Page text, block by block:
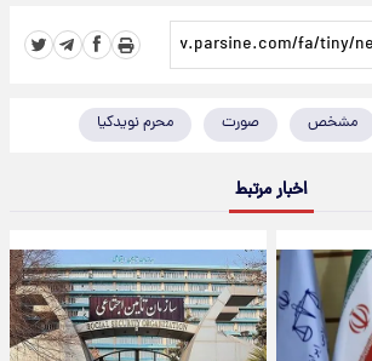
مشخص صورت محرم نویدکیا
اخبار مرتبط